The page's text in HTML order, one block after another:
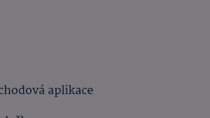
aplikace